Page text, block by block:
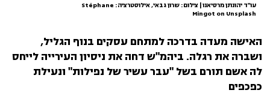
עו"ד יהונתן מרסיאנו | צילום: שרון גבאי, אילוסטרציה: Stéphane
Mingot on Unsplash
האישה מעדה בדרכה למתחם עסקים בנוף הגליל,
ושברה את רגלה. ביהמ"ש דחה את ניסיון העירייה לייחס
לה אשם תורם בשל "עבר עשיר של נפילות" ונעילת
כפכפים